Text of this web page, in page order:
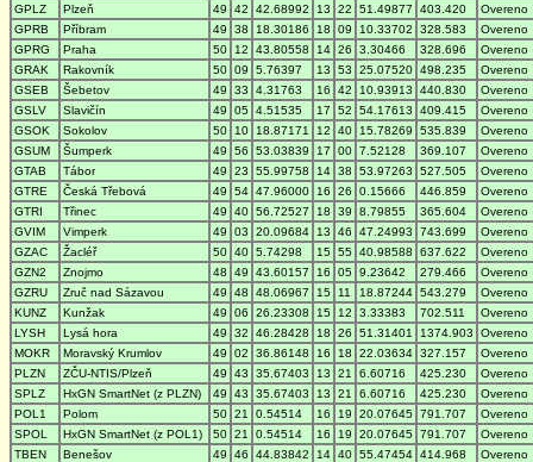
GPLZ
Plzeň 49 42 42.68992 13 22 51.49877 403.420
Overeno
GPRB
Příbram 49 38 18.30186 18 09 10.33702 328.583
Overeno
GPRG
Praha 50 12 43.80558 14 26 3.30466 328.696
Overeno
GRAK
Rakovník 50 09 5.76397 13 53 25.07520 498.235
Overeno
GSEB
Šebetov 49 33 4.31763 16 42 10.93913 440.830
Overeno
GSLV
Slavičín 49 05 4.51535 17 52 54.17613 409.415
Overeno
GSOK
Sokolov 50 10 18.87171 12 40 15.78269 535.839
Overeno
GSUM
Šumperk 49 56 53.03839 17 00 7.52128 369.107
Overeno
GTAB
Tábor 49 23 55.99758 14 38 53.97263 527.505
Overeno
GTRE
Česká Třebová 49 54 47.96000 16 26 0.15666 446.859
Overeno
GTRI
Třinec 49 40 56.72527 18 39 8.79855 365.604
Overeno
GVIM
Vimperk 49 03 20.09684 13 46 47.24993 743.699
Overeno
GZAC
Žacléř 50 40 5.74298 15 55 40.98588 637.622
Overeno
GZN2
Znojmo 48 49 43.60157 16 05 9.23642 279.466
Overeno
GZRU
Zruč nad Sázavou 49 48 48.06967 15 11 18.87244 543.279
Overeno
KUNZ
Kunžak 49 06 26.23308 15 12 3.33383 702.511
Overeno
LYSH
Lysá hora 49 32 46.28428 18 26 51.31401 1374.903
Overeno
MOKR
Moravský Krumlov 49 02 36.86148 16 18 22.03634 327.157
Overeno
PLZN
ZČU-NTIS/Plzeň 49 43 35.67403 13 21 6.60716 425.230
Overeno
SPLZ
HxGN SmartNet (z PLZN) 49 43 35.67403 13 21 6.60716 425.230
Overeno
POL1
Polom 50 21 0.54514 16 19 20.07645 791.707
Overeno
SPOL
HxGN SmartNet (z POL1) 50 21 0.54514 16 19 20.07645 791.707
Overeno
TBEN
Benešov 49 46 44.83842 14 40 55.47454 414.968
Overeno